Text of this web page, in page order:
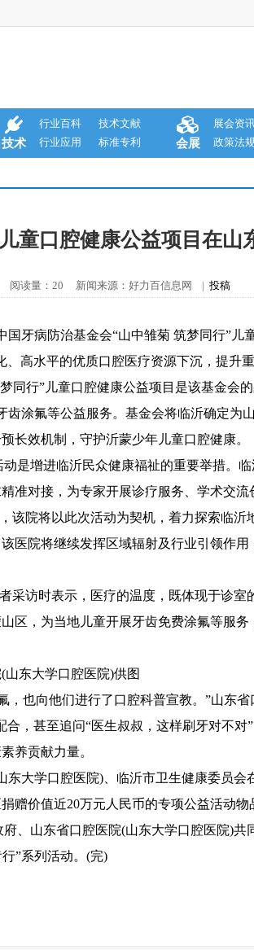
技术
行业百科
技术文献
行业应用
标准专利 会展
展会资
政策法
童口腔健康公益项目在山
阅读量：20 新闻来源：好力百信息网 | 投稿
牙病防治基金会“山中雏菊 筑梦同行”儿
高水平的优质口腔医疗资源下沉，提升
行”儿童口腔健康公益项目是该基金会的
涂氟等公益服务。基金会将临沂确定为
长效机制，守护沂蒙少年儿童口腔健康。
增进临沂民众健康福祉的重要举措。
准对接，为专家开展诊疗服务、学术交流
院将以此次活动为契机，着力探索临沂
医院将继续发挥区域辐射及行业引领作
访时表示，医疗的温度，既体现于诊室
区，为当地儿童开展牙齿免费涂氟等服
东大学口腔医院)供图
也向他们进行了口腔科普宣教。”山东省
，甚至追问“医生叔叔，这样刷牙对不
养贡献力量。
学口腔医院)、临沂市卫生健康委员会
赠价值近20万元人民币的专项公益活动物
山东省口腔医院(山东大学口腔医院)共
”系列活动。(完)